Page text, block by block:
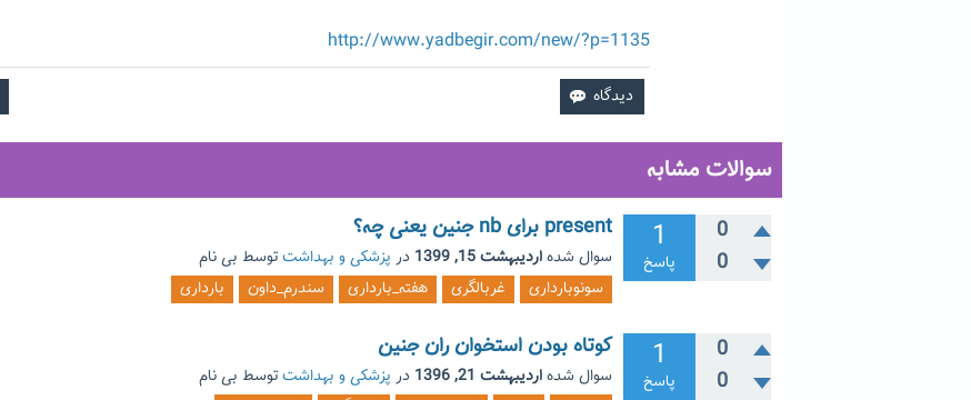
http://www.yadbegir.com/new/?p=1135
سوالات مشابه
0
0
1
پاسخ
present برای nb جنین یعنی چه؟
سوال شدهاردیبهشت 15, 1399 در پزشکی و بهداشتتوسط بی نام
سونوبارداری
غربالگری هفته_بارداری سندرم_داون بارداری
0
0
1
پاسخ
کوتاه بودن استخوان ران جنین
سوال شدهاردیبهشت 21, 1396 در پزشکی و بهداشتتوسط بی نام